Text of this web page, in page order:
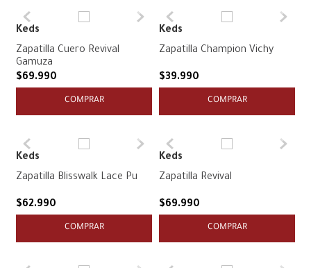
Keds
Zapatilla Cuero Revival
Gamuza
$69.990
COMPRAR
Keds
Zapatilla Champion Vichy
$39.990
COMPRAR
Keds
Zapatilla Blisswalk Lace Pu
$62.990
COMPRAR
Keds
Zapatilla Revival
$69.990
COMPRAR